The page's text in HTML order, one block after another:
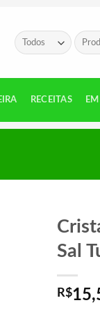
por:
RECEITAS
Sal
R$